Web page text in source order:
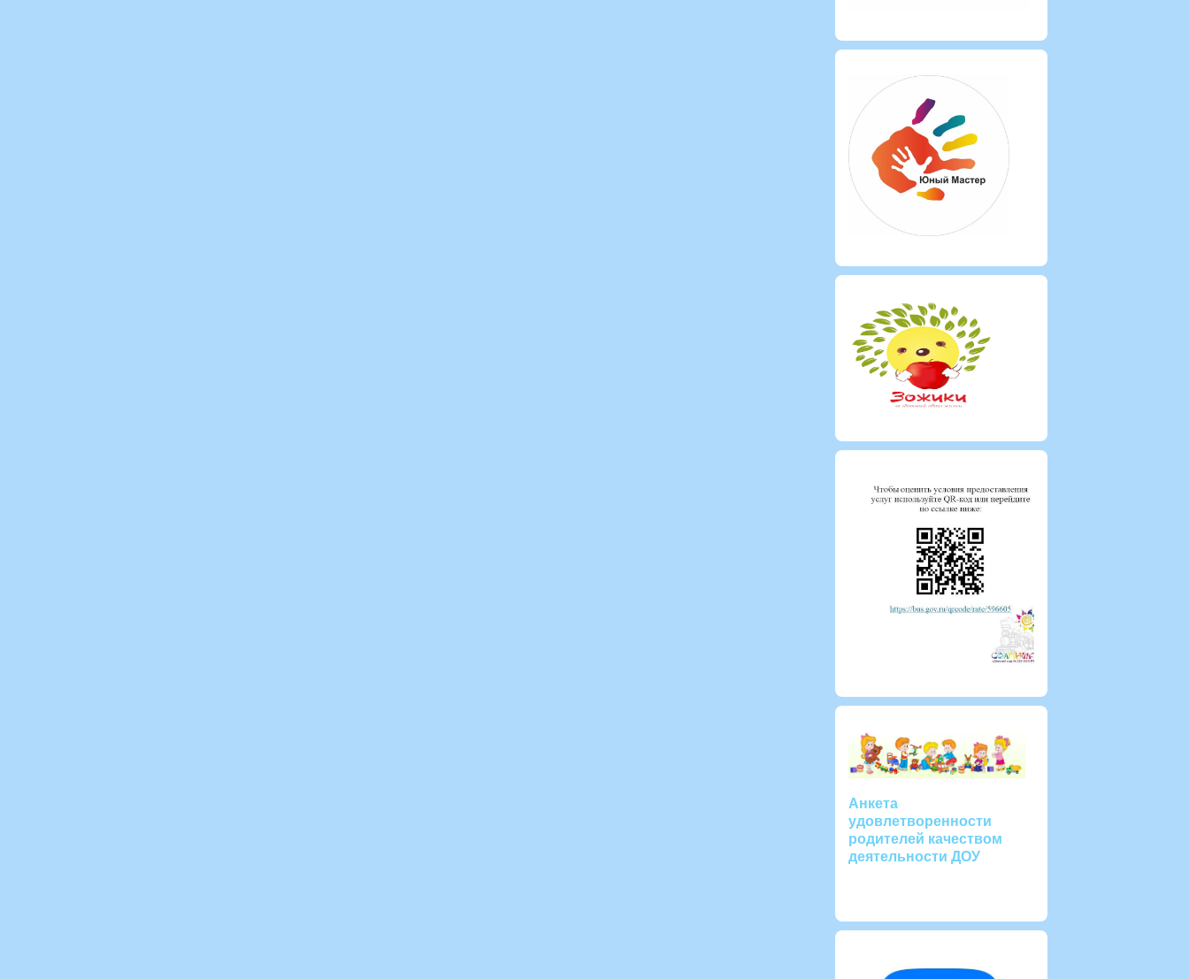
Анкета
удовлетворенности
родителей качеством
деятельности ДОУ